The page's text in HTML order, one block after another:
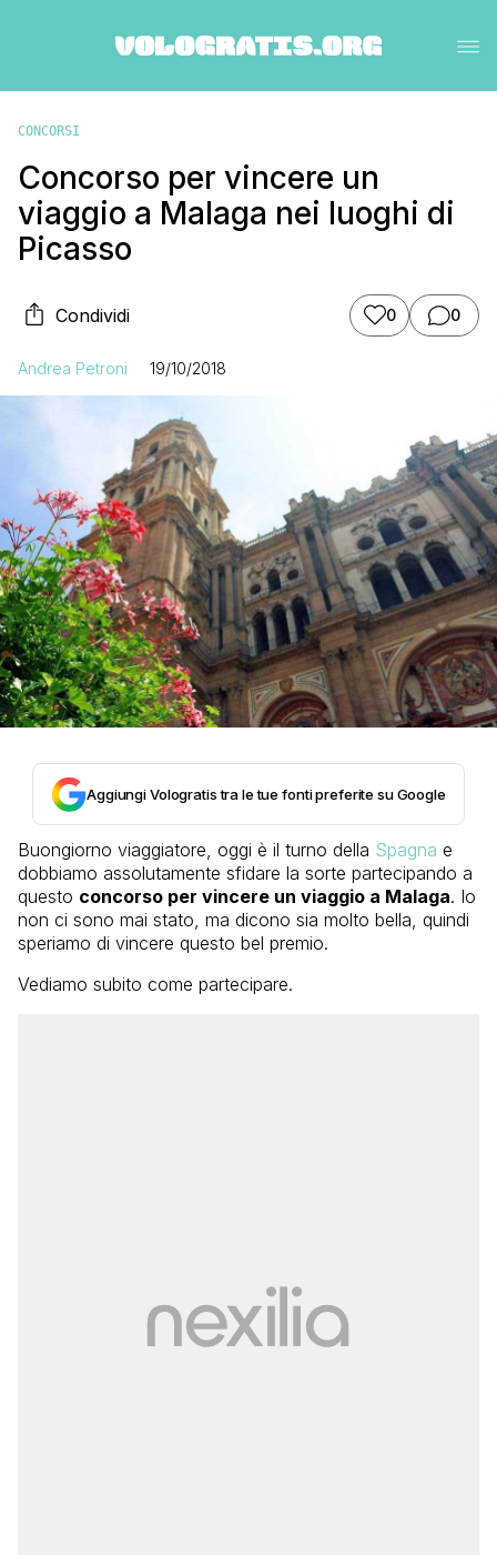
CONCORSI
Concorso per vincere un
viaggio a Malaga nei luoghi di
Picasso
Condividi 0 0
Andrea Petroni 19/10/2018
Aggiungi Vologratis tra le tue fonti preferite su Google
Buongiorno viaggiatore, oggi è il turno della Spagna e
dobbiamo assolutamente sfidare la sorte partecipando a
questo concorso per vincere un viaggio a Malaga. Io
non ci sono mai stato, ma dicono sia molto bella, quindi
speriamo di vincere questo bel premio.
Vediamo subito come partecipare.